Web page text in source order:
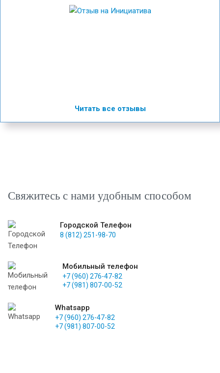
Читать все отзывы
Свяжитесь с нами удобным способом
Городской Телефон
8 (812) 251-98-70
Мобильный телефон
+7 (960) 276-47-82
+7 (981) 807-00-52
Whatsapp
+7 (960) 276-47-82
+7 (981) 807-00-52